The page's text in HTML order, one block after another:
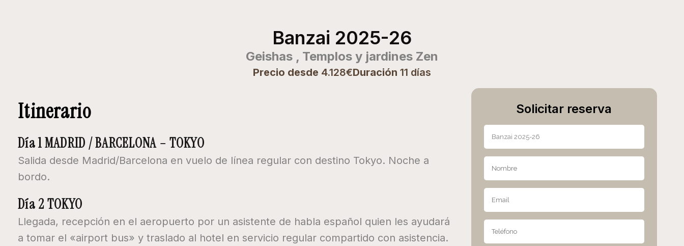
Banzai 2025-26
Geishas , Templos y jardines Zen
Precio desde 4.128€Duración 11 días
Itinerario
Día 1 MADRID / BARCELONA – TOKYO
Salida desde Madrid/Barcelona en vuelo de línea regular con destino Tokyo. Noche a
bordo.
Día 2 TOKYO
Llegada, recepción en el aeropuerto por un asistente de habla español quien les ayudará
a tomar el «airport bus» y traslado al hotel en servicio regular compartido con asistencia.
Solicitar reserva